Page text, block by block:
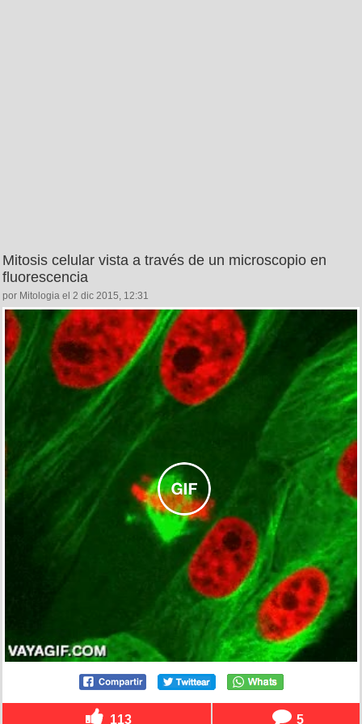
Mitosis celular vista a través de un microscopio en
fluorescencia
por Mitologia el 2 dic 2015, 12:31
113 5